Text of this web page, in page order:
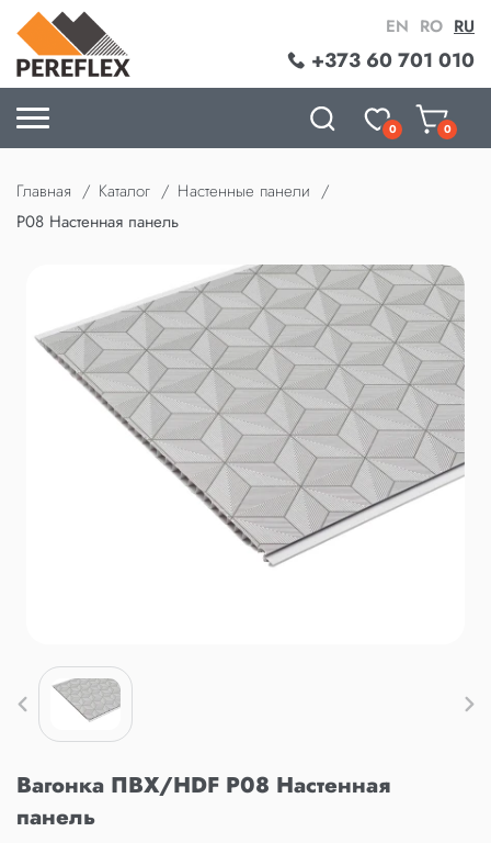
+373 60 701 010
EN RO RU
0 0
Главная Каталог
Настенные панели
P08 Настенная панель
Вагонка ПВХ/HDF P08 Настенная
панель